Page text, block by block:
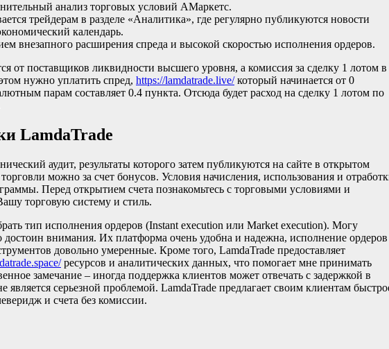
анализ торговых условий АМаркетс.
трейдерам в разделе «Аналитика», где регулярно публикуются новости
календарь.
внезапного расширения спреда и высокой скоростью исполнения ордеров.
от поставщиков ликвидности высшего уровня, а комиссия за сделку 1 лотом в
нужно уплатить спред, https://lamdatrade.live/который начинается от 0
парам составляет 0.4 пункта. Отсюда будет расход на сделку 1 лотом по
LamdaTrade
аудит, результаты которого затем публикуются на сайте в открытом
можно за счет бонусов. Условия начисления, использования и
Перед открытием счета познакомьтесь с торговыми условиями и
торговую систему и стиль.
тип исполнения ордеров (Instant execution или Market execution). Могу
достоин внимания. Их платформа очень удобна и надежна, исполнение ордеров
довольно умеренные. Кроме того, LamdaTrade предоставляет
ресурсов и аналитических данных, что помогает мне принимать
замечание – иногда поддержка клиентов может отвечать с задержкой в
серьезной проблемой. LamdaTrade предлагает своим клиентам
и счета без комиссии.